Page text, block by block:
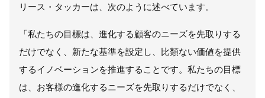
リース・タッカーは、次のように述べています。
「私たちの目標は、進化する顧客のニーズを先取りする
だけでなく、新たな基準を設定し、比類ない価値を提供
するイノベーションを推進することです。私たちの目標
は、お客様の進化するニーズを先取りするだけでなく、